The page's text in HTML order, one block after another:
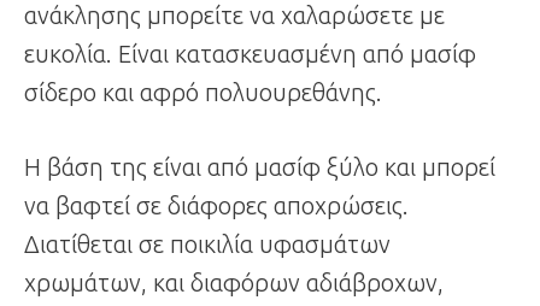
ανάκλησης μπορείτε να χαλαρώσετε με
ευκολία. Είναι κατασκευασμένη από μασίφ
σίδερο και αφρό πολυουρεθάνης.
Η βάση της είναι από μασίφ ξύλο και μπορεί
να βαφτεί σε διάφορες αποχρώσεις.
Διατίθεται σε ποικιλία υφασμάτων
χρωμάτων, και διαφόρων αδιάβροχων,